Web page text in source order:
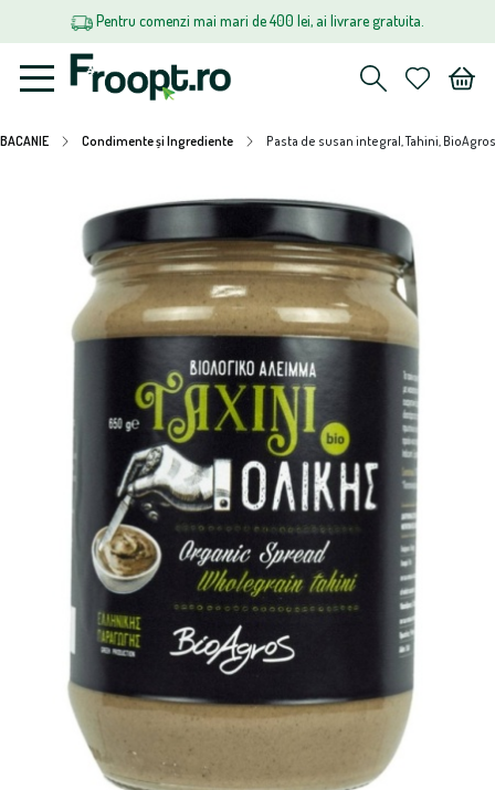
Pentru comenzi mai mari de 400 lei, ai livrare gratuita.
BACANIE Condimente și Ingrediente Pasta de susan integral, Tahini,